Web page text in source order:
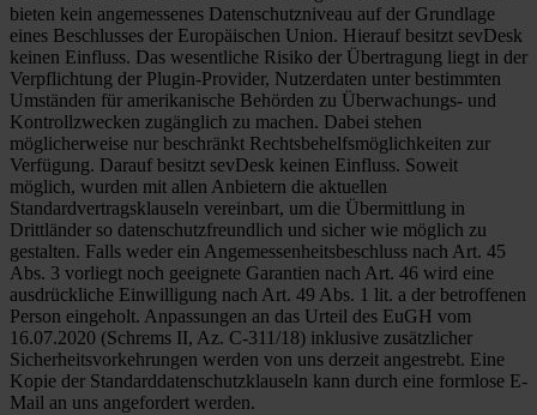
bieten kein angemessenes Datenschutzniveau auf der Grundlage
eines Beschlusses der Europäischen Union. Hierauf besitzt sevDesk
keinen Einfluss. Das wesentliche Risiko der Übertragung liegt in der
Verpflichtung der Plugin-Provider, Nutzerdaten unter bestimmten
Umständen für amerikanische Behörden zu Überwachungs- und
Kontrollzwecken zugänglich zu machen. Dabei stehen
möglicherweise nur beschränkt Rechtsbehelfsmöglichkeiten zur
Verfügung. Darauf besitzt sevDesk keinen Einfluss. Soweit
möglich, wurden mit allen Anbietern die aktuellen
Standardvertragsklauseln vereinbart, um die Übermittlung in
Drittländer so datenschutzfreundlich und sicher wie möglich zu
gestalten. Falls weder ein Angemessenheitsbeschluss nach Art. 45
Abs. 3 vorliegt noch geeignete Garantien nach Art. 46 wird eine
ausdrückliche Einwilligung nach Art. 49 Abs. 1 lit. a der betroffenen
Person eingeholt. Anpassungen an das Urteil des EuGH vom
16.07.2020 (Schrems II, Az. C-311/18) inklusive zusätzlicher
Sicherheitsvorkehrungen werden von uns derzeit angestrebt. Eine
Kopie der Standarddatenschutzklauseln kann durch eine formlose E-
Mail an uns angefordert werden.